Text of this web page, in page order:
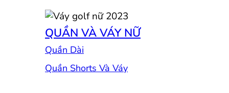
QUẦN VÀ VÁY NỮ
Quần Dài
Quần Shorts Và Váy